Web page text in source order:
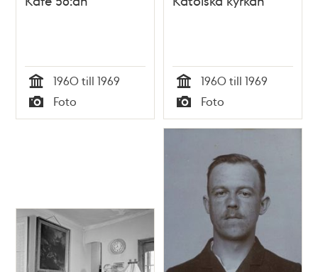
Tid
1960 till 1969
Typ
Foto Tid
1960 till 1969
Typ
Foto